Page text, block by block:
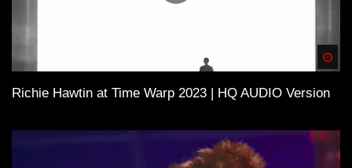
Richie Hawtin at Time Warp 2023 | HQ AUDIO Version